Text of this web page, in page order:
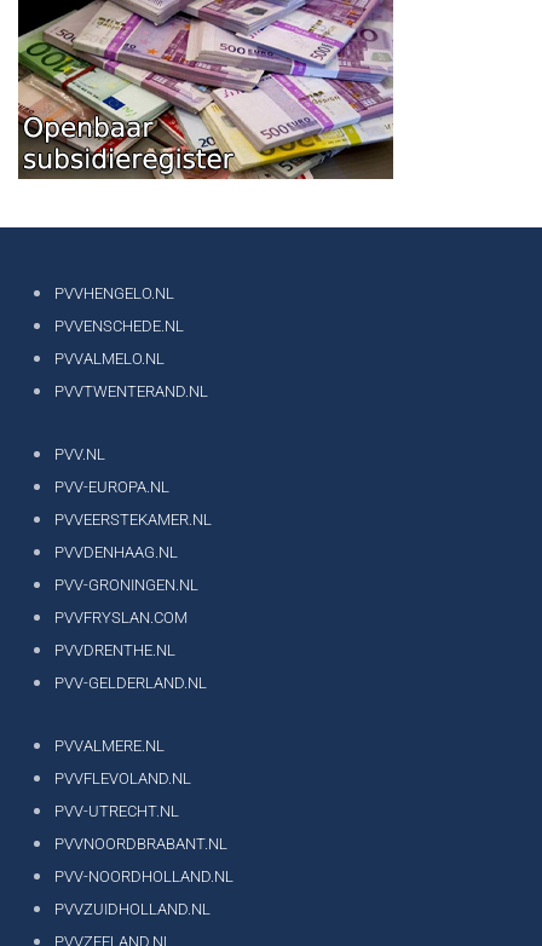
PVVHENGELO.NL
PVVENSCHEDE.NL
PVVALMELO.NL
PVVTWENTERAND.NL
PVV.NL
PVV-EUROPA.NL
PVVEERSTEKAMER.NL
PVVDENHAAG.NL
PVV-GRONINGEN.NL
PVVFRYSLAN.COM
PVVDRENTHE.NL
PVV-GELDERLAND.NL
PVVALMERE.NL
PVVFLEVOLAND.NL
PVV-UTRECHT.NL
PVVNOORDBRABANT.NL
PVV-NOORDHOLLAND.NL
PVVZUIDHOLLAND.NL
PVVZEELAND.NL